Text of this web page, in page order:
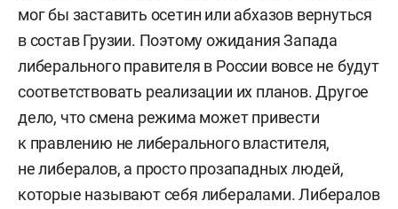
мог бы заставить осетин или абхазов вернуться
в состав Грузии. Поэтому ожидания Запада
либерального правителя в России вовсе не будут
соответствовать реализации их планов. Другое
дело, что смена режима может привести
к правлению не либерального властителя,
не либералов, а просто прозападных людей,
которые называют себя либералами. Либералов